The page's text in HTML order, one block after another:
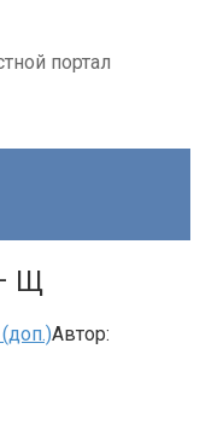
портал
Щ
Автор: